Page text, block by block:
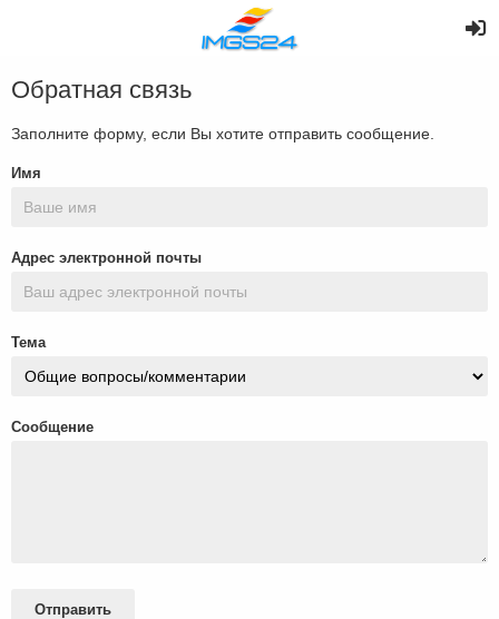
Обратная связь
Заполните форму, если Вы хотите отправить сообщение.
Имя
Адрес электронной почты
Тема
Сообщение
Отправить